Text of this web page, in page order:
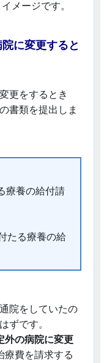
メージです。
に変更すると
更をするとき
書類を提出しま
療養の給付請
たる療養の給
院をしていたの
ずです。
外の病院に変更
療費を請求する